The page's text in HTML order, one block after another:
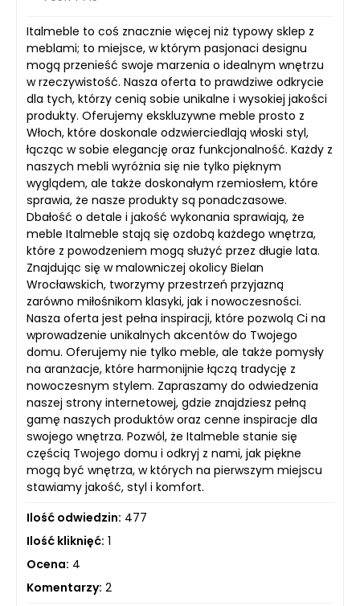
Italmeble to coś znacznie więcej niż typowy sklep z
meblami; to miejsce, w którym pasjonaci designu
mogą przenieść swoje marzenia o idealnym wnętrzu
w rzeczywistość. Nasza oferta to prawdziwe odkrycie
dla tych, którzy cenią sobie unikalne i wysokiej jakości
produkty. Oferujemy ekskluzywne meble prosto z
Włoch, które doskonale odzwierciedlają włoski styl,
łącząc w sobie elegancję oraz funkcjonalność. Każdy z
naszych mebli wyróżnia się nie tylko pięknym
wyglądem, ale także doskonałym rzemiosłem, które
sprawia, że nasze produkty są ponadczasowe.
Dbałość o detale i jakość wykonania sprawiają, że
meble Italmeble stają się ozdobą każdego wnętrza,
które z powodzeniem mogą służyć przez długie lata.
Znajdując się w malowniczej okolicy Bielan
Wrocławskich, tworzymy przestrzeń przyjazną
zarówno miłośnikom klasyki, jak i nowoczesności.
Nasza oferta jest pełna inspiracji, które pozwolą Ci na
wprowadzenie unikalnych akcentów do Twojego
domu. Oferujemy nie tylko meble, ale także pomysły
na aranżacje, które harmonijnie łączą tradycję z
nowoczesnym stylem. Zapraszamy do odwiedzenia
naszej strony internetowej, gdzie znajdziesz pełną
gamę naszych produktów oraz cenne inspiracje dla
swojego wnętrza. Pozwól, że Italmeble stanie się
częścią Twojego domu i odkryj z nami, jak piękne
mogą być wnętrza, w których na pierwszym miejscu
stawiamy jakość, styl i komfort.
Ilość odwiedzin: 477
Ilość kliknięć: 1
Ocena: 4
Komentarzy: 2